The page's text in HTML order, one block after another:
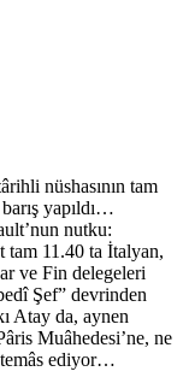
nüshasının tam
yapıldı…
nutku:
tam 11.40 ta İtalyan,
ve Fin delegeleri
Şef” devrinden
Atay da, aynen
Muâhedesi’ne, ne
temâs ediyor…